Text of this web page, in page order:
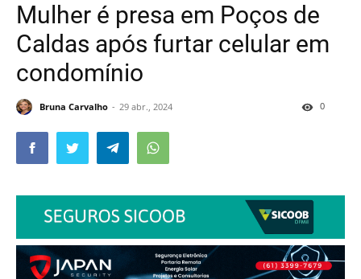
Mulher é presa em Poços de
Caldas após furtar celular em
condomínio
Bruna Carvalho 29 abr., 2024 0